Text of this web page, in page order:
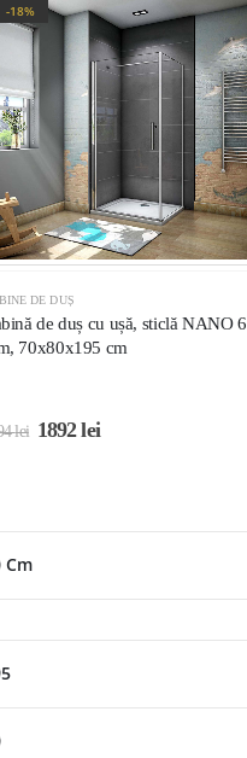
-18%
DE DUȘ
de duș cu ușă, sticlă NANO 6
70x80x195 cm
lei 1892lei
Cm